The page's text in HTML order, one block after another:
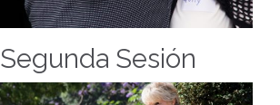
Segunda Sesión